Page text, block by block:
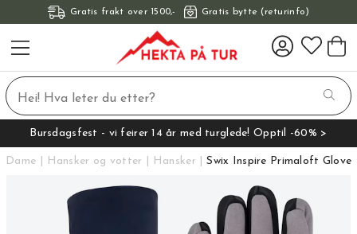
Gratis frakt over 1500,- Gratis bytte (returinfo)
Bursdagsfest - vi feirer 14 år med turglede! Opptil -60% >
Dame Hansker og votter Hansker Swix Inspire Primaloft Glove